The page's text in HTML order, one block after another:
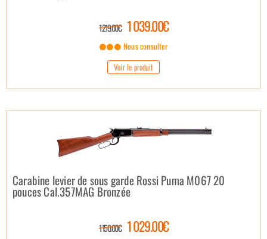
1 219.00€ 1 039.00€
Nous consulter
Voir le produit
Carabine levier de sous garde Rossi Puma M067 20
pouces Cal.357MAG Bronzée
1 150.00€ 1 029.00€